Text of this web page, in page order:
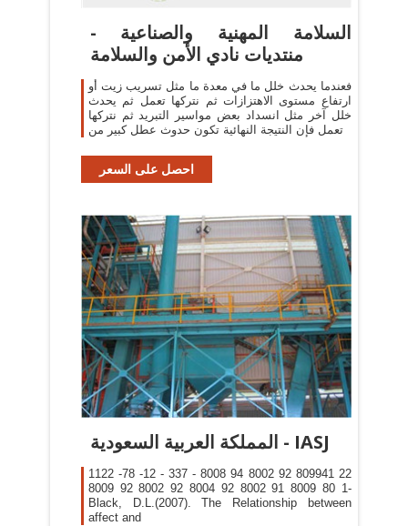
السلامة المهنية والصناعية -
منتديات نادي الأمن والسلامة
فعندما يحدث خلل ما في معدة ما مثل تسريب زيت أو
ارتفاع مستوى الاهتزازات ثم نتركها تعمل ثم يحدث
خلل آخر مثل انسداد بعض مواسير التبريد ثم نتركها
تعمل فإن النتيجة النهائية تكون حدوث عطل كبير من
احصل على السعر
المملكة العربية السعودية - IASJ
1122 -78 -12 - 337 - 8008 94 8002 92 809941 22
8009 92 8002 92 8004 92 8002 91 8009 80 1-
Black, D.L.(2007). The Relationship between
affect and